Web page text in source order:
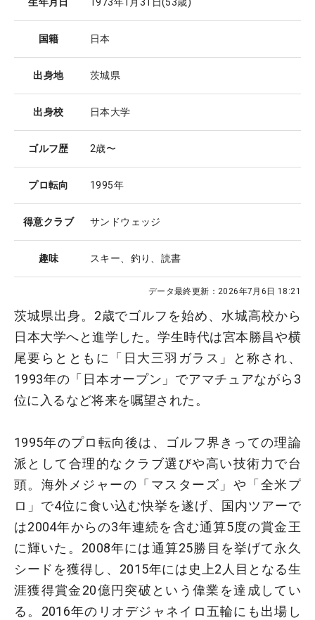
国籍 日本
出身地 茨城県
出身校 日本大学
ゴルフ歴 2歳〜
プロ転向 1995年
得意クラブ サンドウェッジ
趣味 スキー、釣り、読書
データ最終更新： 2026年7月6日 18:21
茨城県出身。2歳でゴルフを始め、水城高校から
日本大学へと進学した。学生時代は宮本勝昌や横
尾要らとともに「日大三羽ガラス」と称され、
1993年の「日本オープン」でアマチュアながら3
位に入るなど将来を嘱望された。
1995年のプロ転向後は、ゴルフ界きっての理論
派として合理的なクラブ選びや高い技術力で台
頭。海外メジャーの「マスターズ」や「全米プ
ロ」で4位に食い込む快挙を遂げ、国内ツアーで
は2004年からの3年連続を含む通算5度の賞金王
に輝いた。2008年には通算25勝目を挙げて永久
シードを獲得し、2015年には史上2人目となる生
涯獲得賞金20億円突破という偉業を達成してい
る。2016年のリオデジャネイロ五輪にも出場し